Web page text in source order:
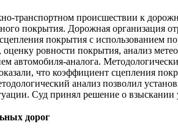
транспортном происшествии к
покрытия. Дорожная организация
покрытия с
ровности покрытия, анализ
автомобиля-аналога.
что коэффициент сцепления
анализ позволил
Суд принял решение о
дорог